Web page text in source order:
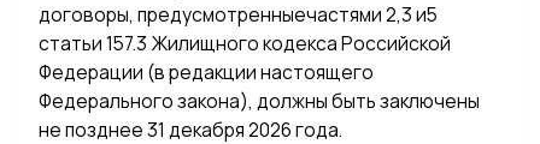
договоры, предусмотренныечастями 2,3 и5
статьи 157.3 Жилищного кодекса Российской
Федерации (в редакции настоящего
Федерального закона), должны быть заключены
не позднее 31 декабря 2026 года.